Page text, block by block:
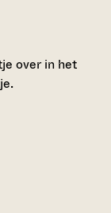
over in het